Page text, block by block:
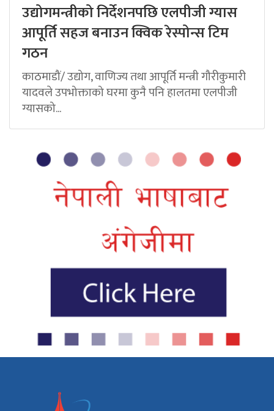
उद्योगमन्त्रीको निर्देशनपछि एलपीजी ग्यास
आपूर्ति सहज बनाउन क्विक रेस्पोन्स टिम
गठन
काठमाडौं/ उद्योग, वाणिज्य तथा आपूर्ति मन्त्री गौरीकुमारी
यादवले उपभोक्ताको घरमा कुनै पनि हालतमा एलपीजी
ग्यासको...